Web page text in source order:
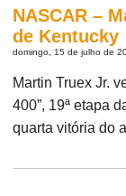
NASCAR –
de Kentucky
domingo, 15 de julho de
Martin Truex Jr.
400”, 19ª etapa
quarta vitória do